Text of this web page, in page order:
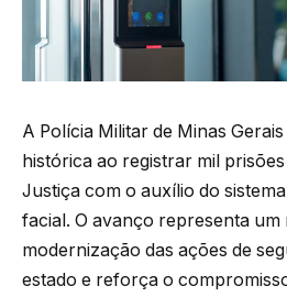
A Polícia Militar de Minas
histórica ao registrar mil
Justiça com o auxílio do
facial. O avanço representa um
modernização das ações de
estado e reforça o